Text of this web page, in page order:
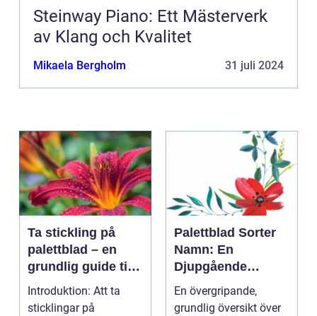
Steinway Piano: Ett Mästerverk
av Klang och Kvalitet
Mikaela Bergholm 31 juli 2024
Ta stickling på
palettblad – en
grundlig guide till
framgångsrik
förökning
Introduktion: Att ta
sticklingar på
Palettblad Sorter
Namn: En
Djupgående
Översikt
En övergripande,
grundlig översikt över